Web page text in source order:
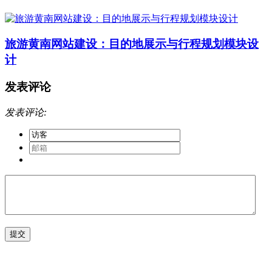
旅游黄南网站建设：目的地展示与行程规划模块设
计
发表评论
发表评论: